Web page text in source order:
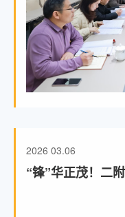
2026 03.06
“锋”华正茂！二